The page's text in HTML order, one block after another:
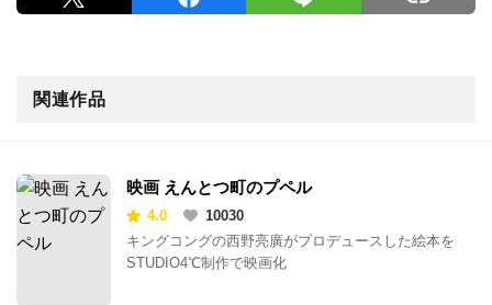
関連作品
映画 えんとつ町のプペル
4.0
10030
キングコングの西野亮廣がプロデュースした絵本を
STUDIO4℃制作で映画化